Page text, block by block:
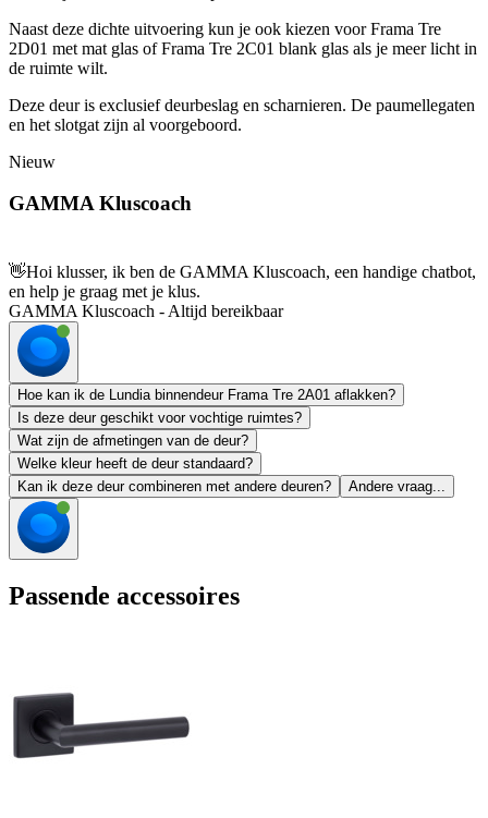
Naast deze dichte uitvoering kun je ook kiezen voor Frama Tre
2D01 met mat glas of Frama Tre 2C01 blank glas als je meer licht in
de ruimte wilt.
Deze deur is exclusief deurbeslag en scharnieren. De paumellegaten
en het slotgat zijn al voorgeboord.
Nieuw
GAMMA Kluscoach
👋Hoi klusser, ik ben de GAMMA Kluscoach, een handige chatbot,
en help je graag met je klus.
GAMMA Kluscoach - Altijd bereikbaar
Hoe kan ik de Lundia binnendeur Frama Tre 2A01 aflakken?
Is deze deur geschikt voor vochtige ruimtes?
Wat zijn de afmetingen van de deur?
Welke kleur heeft de deur standaard?
Kan ik deze deur combineren met andere deuren?
Andere vraag...
Passende accessoires